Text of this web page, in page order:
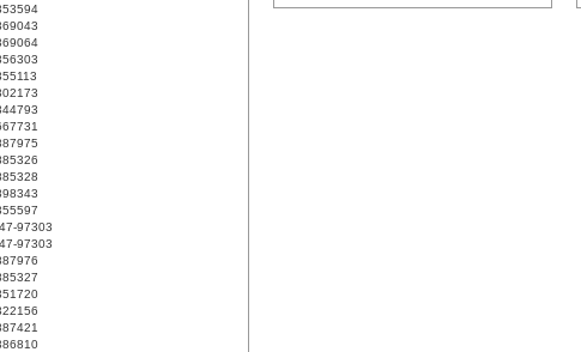
97303
97303